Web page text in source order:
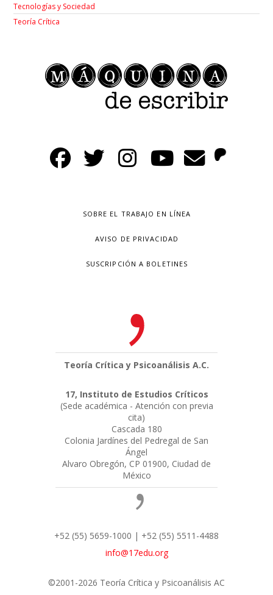
Tecnologías y Sociedad
Teoría Crítica
SOBRE EL TRABAJO EN LÍNEA
AVISO DE PRIVACIDAD
SUSCRIPCIÓN A BOLETINES
Teoría Crítica y Psicoanálisis A.C.
17, Instituto de Estudios Críticos
(Sede académica - Atención con previa
cita)
Cascada 180
Colonia Jardínes del Pedregal de San
Ángel
Alvaro Obregón, CP 01900, Ciudad de
México
+52 (55) 5659-1000 | +52 (55) 5511-4488
info@17edu.org
©2001-2026 Teoría Crítica y Psicoanálisis AC